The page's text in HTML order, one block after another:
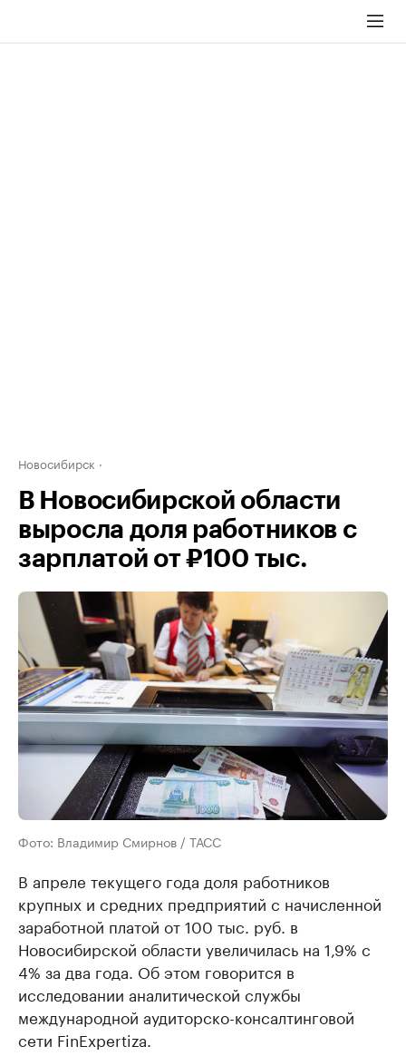
Новосибирск
В Новосибирской области
выросла доля работников с
зарплатой от ₽100 тыс.
Фото: Владимир Смирнов / ТАСС
В апреле текущего года доля работников
крупных и средних предприятий с начисленной
заработной платой от 100 тыс. руб. в
Новосибирской области увеличилась на 1,9% с
4% за два года. Об этом говорится в
исследовании аналитической службы
международной аудиторско-консалтинговой
сети FinExpertiza.